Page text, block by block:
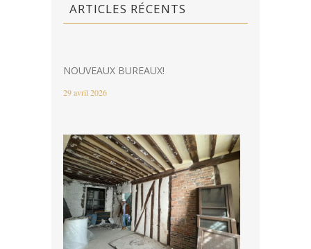
ARTICLES RÉCENTS
NOUVEAUX BUREAUX!
29 avril 2026